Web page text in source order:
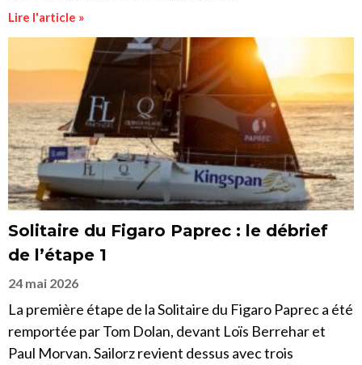
Lire l'article »
Solitaire du Figaro Paprec : le débrief
de l’étape 1
24 mai 2026
La première étape de la Solitaire du Figaro Paprec a été
remportée par Tom Dolan, devant Loïs Berrehar et
Paul Morvan. Sailorz revient dessus avec trois